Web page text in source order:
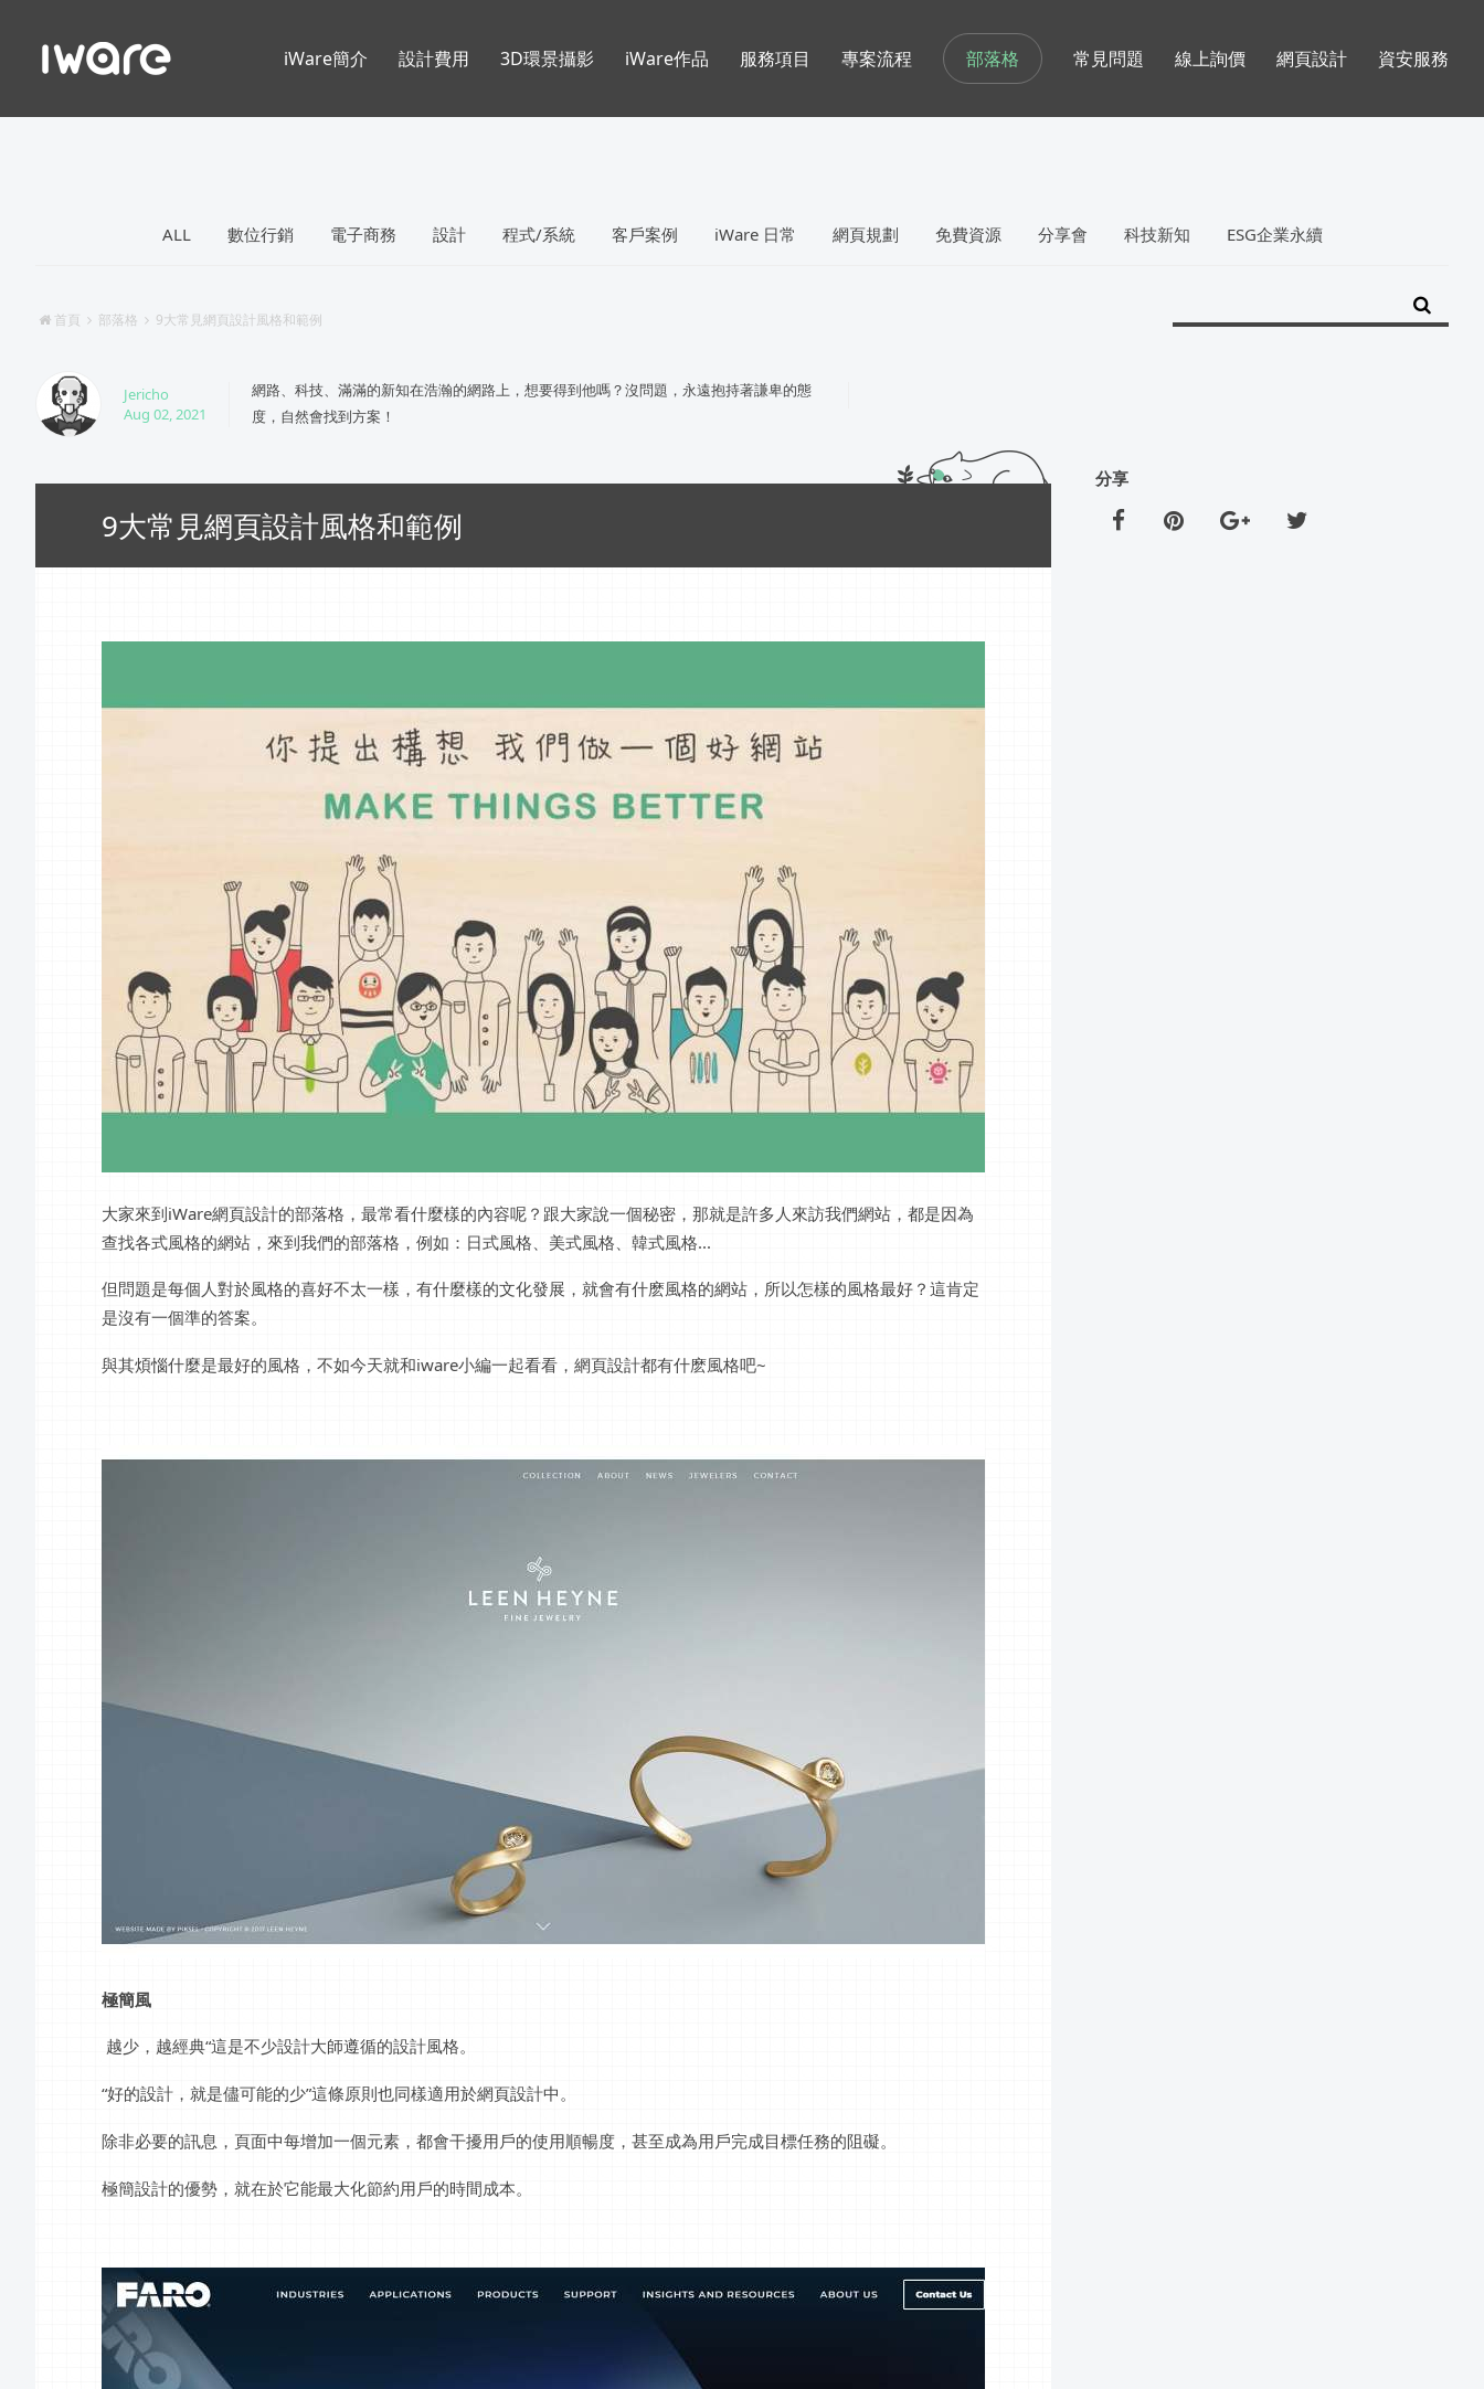
部落格
ALL 數位行銷 電子商務 設計 程式/系統 客戶案例 iWare 日常 網頁規劃 免費資源 分享會 科技新知 ESG企業永續
首頁 部落格 9大常見網頁設計風格和範例
Jericho
Aug 02, 2021
網路、科技、滿滿的新知在浩瀚的網路上，想要得到他嗎？沒問題，永遠抱持著謙卑的態
度，自然會找到方案！
9大常見網頁設計風格和範例
大家來到iWare網頁設計的部落格，最常看什麼樣的內容呢？跟大家說一個秘密，那就是許多人來訪我們網站，都是因為
查找各式風格的網站，來到我們的部落格，例如：日式風格、美式風格、韓式風格...
但問題是每個人對於風格的喜好不太一樣，有什麼樣的文化發展，就會有什麽風格的網站，所以怎樣的風格最好？這肯定
是沒有一個準的答案。
與其煩惱什麼是最好的風格，不如今天就和iware小編一起看看，網頁設計都有什麽風格吧~
極簡風
越少，越經典“這是不少設計大師遵循的設計風格。
“好的設計，就是儘可能的少”這條原則也同樣適用於網頁設計中。
除非必要的訊息，頁面中每增加一個元素，都會干擾用戶的使用順暢度，甚至成為用戶完成目標任務的阻礙。
極簡設計的優勢，就在於它能最大化節約用戶的時間成本。
分享